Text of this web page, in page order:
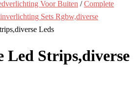
Voor Buiten /Complete
Sets Rgbw,diverse
Leds
Led Strips,diverse